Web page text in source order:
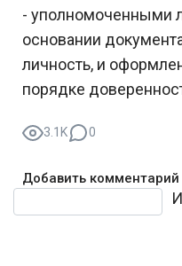
- уполномоченными
основании
личность, и
порядке
3.1K 0
Добавить комментарий